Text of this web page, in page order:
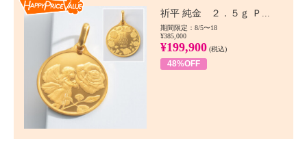
祈平 純金 ２．５ｇ Ｐ...
期間限定：8/5〜18
¥385,000
¥199,900 (税込)
48%OFF